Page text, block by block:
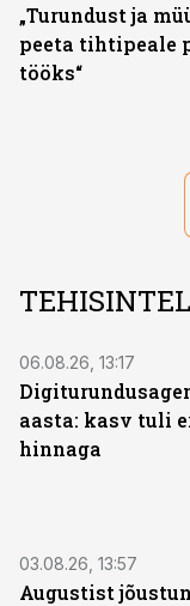
„Turundust ja
peeta tihtipeale
tööks“
06.08.26, 13:17
aasta: kasv tuli
hinnaga
03.08.26, 13:57
Augustist